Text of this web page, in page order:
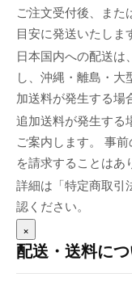
ご注文受付後、また
目安に発送いたしま
日本国内への配送は
し、沖縄・離島・大
加送料が発生する場
追加送料が発生する
ご案内します。 事
を請求することはあ
詳細は「特定商取引
認ください。
×
配送・送料に